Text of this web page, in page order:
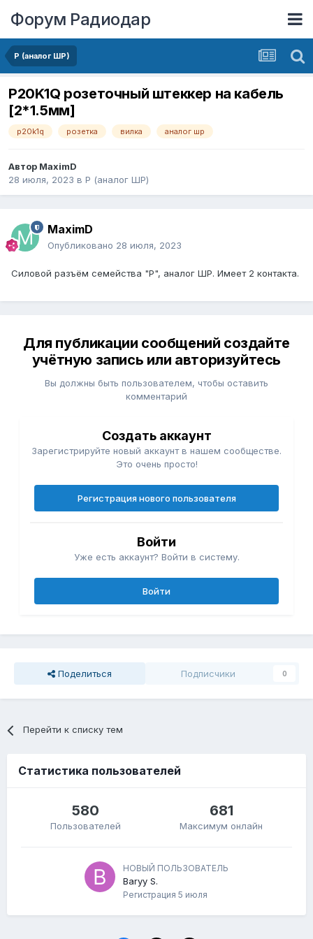
Форум Радиодар
P (аналог ШР)
P20K1Q розеточный штеккер на кабель
[2*1.5мм]
p20k1q розетка вилка аналог шр
Автор MaximD
28 июля, 2023 в P (аналог ШР)
MaximD
Опубликовано 28 июля, 2023
Силовой разъём семейства "P", аналог ШР. Имеет 2 контакта.
Для публикации сообщений создайте
учётную запись или авторизуйтесь
Вы должны быть пользователем, чтобы оставить
комментарий
Создать аккаунт
Зарегистрируйте новый аккаунт в нашем сообществе.
Это очень просто!
Регистрация нового пользователя
Войти
Уже есть аккаунт? Войти в систему.
Войти
Поделиться Подписчики 0
Перейти к списку тем
Статистика пользователей
580
Пользователей
681
Максимум онлайн
НОВЫЙ ПОЛЬЗОВАТЕЛЬ
Baryy S.
Регистрация 5 июля